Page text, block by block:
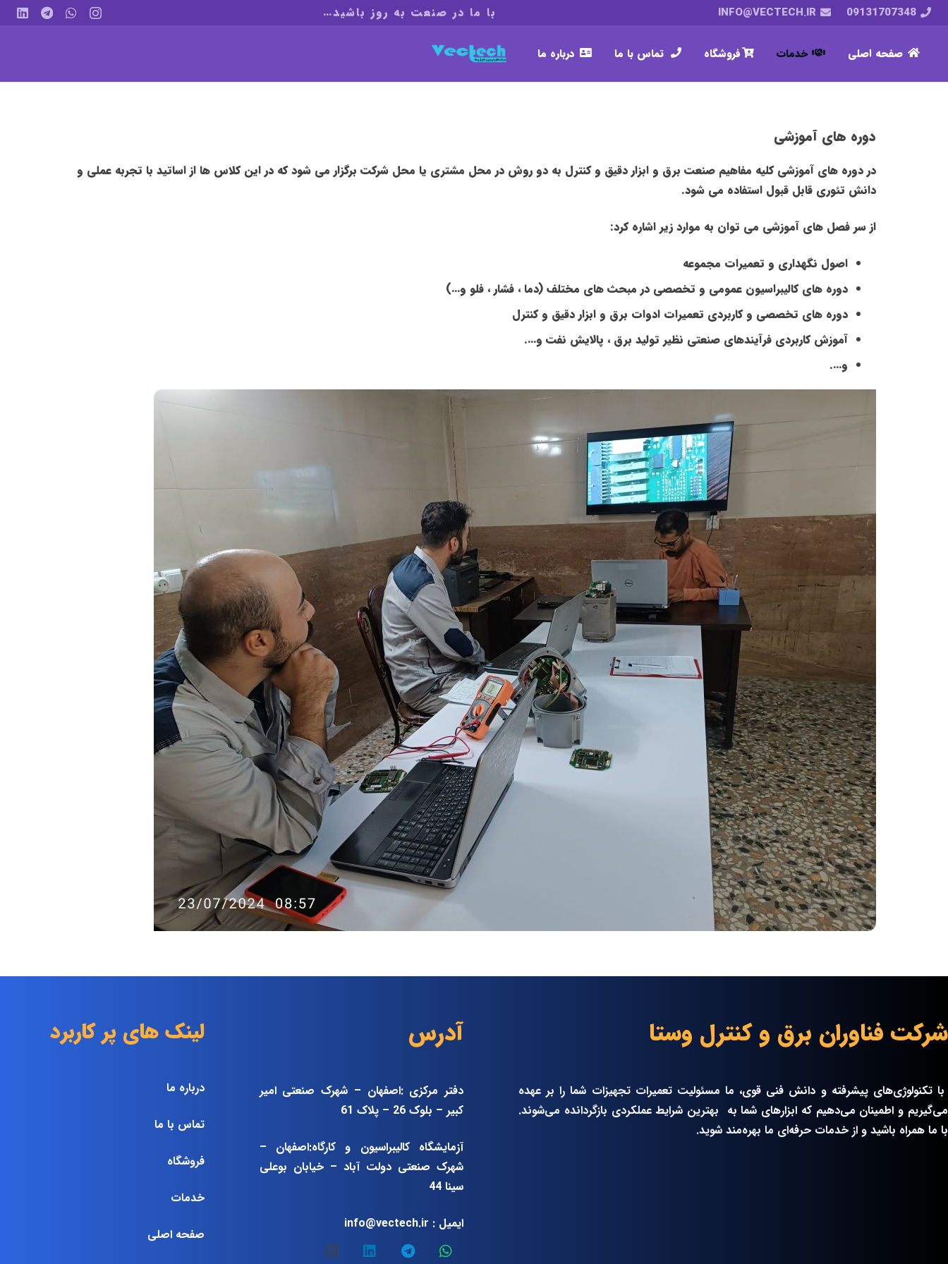
09131707348
INFO@VECTECH.IR با ما در صنعت به روز باشید…
صفحه اصلی خدمات فروشگاه تماس با ما درباره ما
دوره های آموزشی
در دوره های آموزشی کلیه مفاهیم صنعت برق و ابزار دقیق و کنترل به دو روش در محل مشتری یا محل شرکت برگزار می شود که در این کلاس ها از اساتید با تجربه عملی و
دانش تئوری قابل قبول استفاده می شود.
از سر فصل های آموزشی می توان به موارد زیر اشاره کرد:
اصول نگهداری و تعمیرات مجموعه
دوره های کالیبراسیون عمومی و تخصصی در مبحث های مختلف (دما ، فشار ، فلو و…)
دوره های تخصصی و کاربردی تعمیرات ادوات برق و ابزار دقیق و کنترل
آموزش کاربردی فرآیندهای صنعتی نظیر تولید برق ، پالایش نفت و….
و….
شرکت فناوران برق و کنترل وستا
با تکنولوژی‌های پیشرفته و دانش فنی قوی، ما مسئولیت تعمیرات تجهیزات شما را بر عهده
می‌گیریم و اطمینان می‌دهیم که ابزارهای شما به بهترین شرایط عملکردی بازگردانده می‌شوند.
با ما همراه باشید و از خدمات حرفه‌ای ما بهره‌مند شوید.
آدرس
دفتر مرکزی :اصفهان – شهرک صنعتی امیر
کبیر – بلوک 26 – پلاک 61
آزمایشگاه کالیبراسیون و کارگاه:اصفهان –
شهرک صنعتی دولت آباد – خیابان بوعلی
سینا 44
ایمیل : info@vectech.ir
لینک های پر کاربرد
درباره ما
تماس با ما
فروشگاه
خدمات
صفحه اصلی